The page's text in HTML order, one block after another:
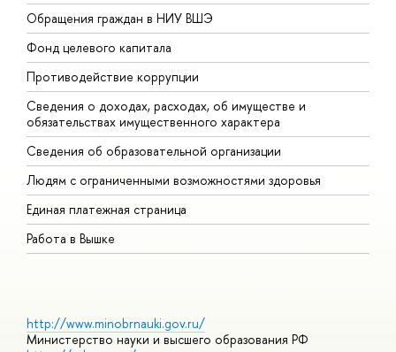
Обращения граждан в НИУ ВШЭ
Фонд целевого капитала
Противодействие коррупции
Сведения о доходах, расходах, об имуществе и
обязательствах имущественного характера
Сведения об образовательной организации
Людям с ограниченными возможностями здоровья
Единая платежная страница
Работа в Вышке
http://www.minobrnauki.gov.ru/
Министерство науки и высшего образования РФ